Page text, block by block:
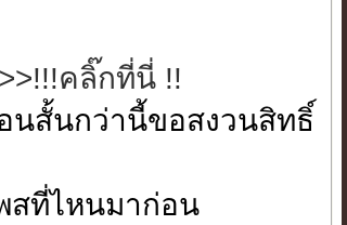
คลิ๊กที่นี่ !!
นสั้นกว่านี้ขอสงวนสิทธิ์
สที่ไหนมาก่อน